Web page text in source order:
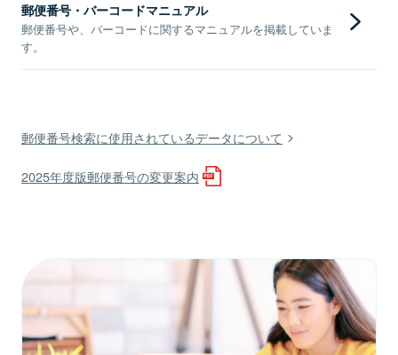
郵便番号・バーコードマニュアル
郵便番号や、バーコードに関するマニュアルを掲載していま
す。
郵便番号検索に使用されているデータについて
2025年度版郵便番号の変更案内